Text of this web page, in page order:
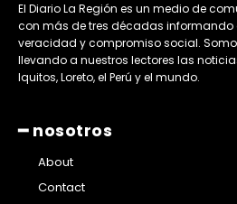
El Diario La Región es un medio de
con más de tres décadas
veracidad y compromiso social.
llevando a nuestros lectores las
Iquitos, Loreto, el Perú y el mundo.
━ nosotros
About
Contact